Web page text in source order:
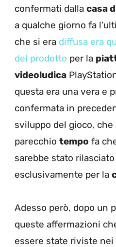
confermati dalla casa
a qualche giorno fa
che si era diffusa era
del prodotto per la
videoludica
questa era una vera e
confermata in
sviluppo del gioco,
parecchio tempo fa
sarebbe stato
esclusivamente per la
Adesso però, dopo un
queste affermazioni
essere state riviste nei